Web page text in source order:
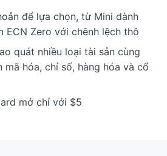
để lựa chọn, từ Mini dành
ECN Zero với chênh lệch thô
quát nhiều loại tài sản cùng
hóa, chỉ số, hàng hóa và cổ
mở chỉ với $5